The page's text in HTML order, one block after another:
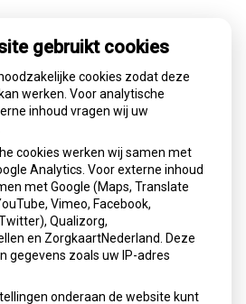
is je mond?
gebruikt cookies
cookies zodat deze
werken. Voor analytische
inhoud vragen wij uw
cookies werken wij samen met
Analytics. Voor externe inhoud
met Google (Maps, Translate
Vimeo, Facebook,
Qualizorg,
en ZorgkaartNederland. Deze
gegevens zoals uw IP-adres
onderaan de website kunt